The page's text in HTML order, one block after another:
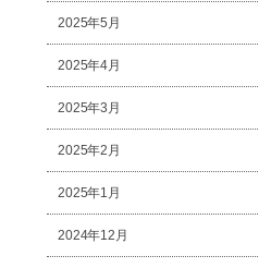
2025年5月
2025年4月
2025年3月
2025年2月
2025年1月
2024年12月